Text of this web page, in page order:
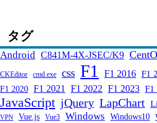
タグ
Android C841M-4X-JSEC/K9
CKEditor cmd.exe css F1 F1 2016 F1
F1 2020 F1 2021 F1 2022 F1 2023 F1
JavaScript jQuery LapChart
VPN Vue.js Vue3 Windows Windows10